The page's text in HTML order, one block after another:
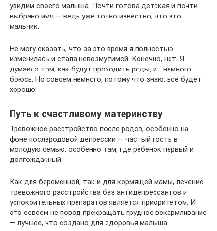
увидим своего малыша. Почти готова детская и почти
выбрано имя — ведь уже точно известно, что это
мальчик.
Не могу сказать, что за это время я полностью
изменилась и стала невозмутимой. Конечно, нет. Я
думаю о том, как будут проходить роды, и… немного
боюсь. Но совсем немного, потому что знаю: все будет
хорошо.
Путь к счастливому материнству
Тревожное расстройство после родов, особенно на
фоне послеродовой депрессии — частый гость в
молодую семью, особенно там, где ребенок первый и
долгожданный.
Как для беременной, так и для кормящей мамы, лечение
тревожного расстройства без антидепрессантов и
успокоительных препаратов является приоритетом. И
это совсем не повод прекращать грудное вскармливание
— лучшее, что создано для здоровья малыша.